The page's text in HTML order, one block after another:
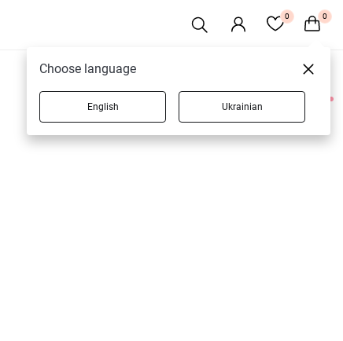
0 0
2 товаров
Choose language
English Ukrainian